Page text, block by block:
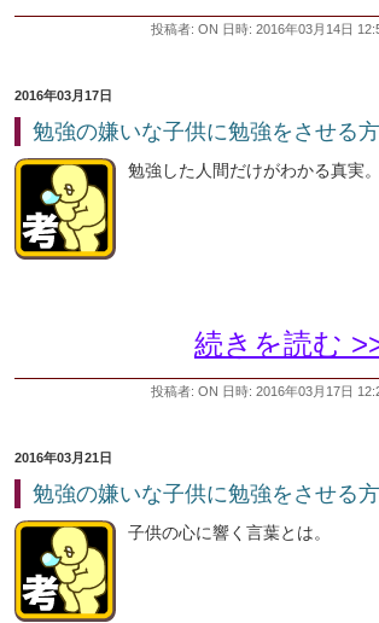
投稿者: ON 日時: 2016年03月14日
2016年03月17日
勉強の嫌いな子供に勉強をさせる
勉強した人間だけがわかる真実。
続きを読む
投稿者: ON 日時: 2016年03月17日
2016年03月21日
勉強の嫌いな子供に勉強をさせる
子供の心に響く言葉とは。